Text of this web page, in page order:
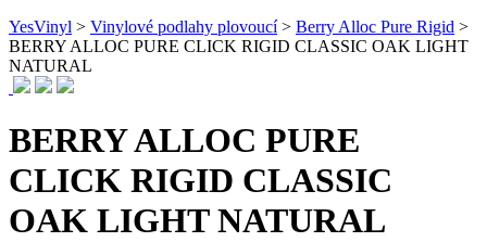
YesVinyl > Vinylové podlahy plovoucí> Berry Alloc Pure Rigid >
BERRY ALLOC PURE CLICK RIGID CLASSIC OAK LIGHT
NATURAL
BERRY ALLOC PURE
CLICK RIGID CLASSIC
OAK LIGHT NATURAL